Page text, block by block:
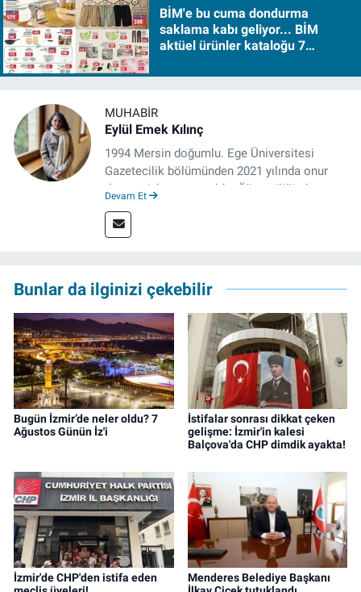
BİM'e bu cuma dondurma
saklama kabı geliyor... BİM
aktüel ürünler kataloğu 7
MUHABIR
Eylül Emek Kılınç
1994 Mersin doğumlu. Ege Üniversitesi
Gazetecilik bölümünden 2021 yılında onur
derecesiyle mezun oldu. Öğrenciliğinde
deneyimin dışında kapatılana kadar Artı TV
ve TELE1 TV Ankara bürolarında editör ve
Devam Et
Bunlar da ilginizi çekebilir
Bugün İzmir’de neler oldu? 7
Ağustos Günün İz'i
İstifalar sonrası dikkat çeken
gelişme: İzmir'in kalesi
Balçova'da CHP dimdik ayakta!
İzmir'de CHP'den istifa eden
Menderes Belediye Başkanı